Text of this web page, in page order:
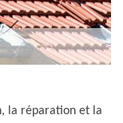
la réparation et la